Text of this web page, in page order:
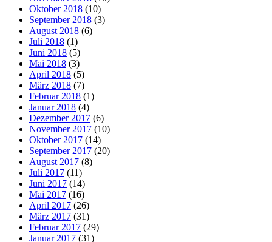
Oktober 2018 (10)
September 2018 (3)
August 2018 (6)
Juli 2018 (1)
Juni 2018 (5)
Mai 2018 (3)
April 2018 (5)
März 2018 (7)
Februar 2018 (1)
Januar 2018 (4)
Dezember 2017 (6)
November 2017 (10)
Oktober 2017 (14)
September 2017 (20)
August 2017 (8)
Juli 2017 (11)
Juni 2017 (14)
Mai 2017 (16)
April 2017 (26)
März 2017 (31)
Februar 2017 (29)
Januar 2017 (31)